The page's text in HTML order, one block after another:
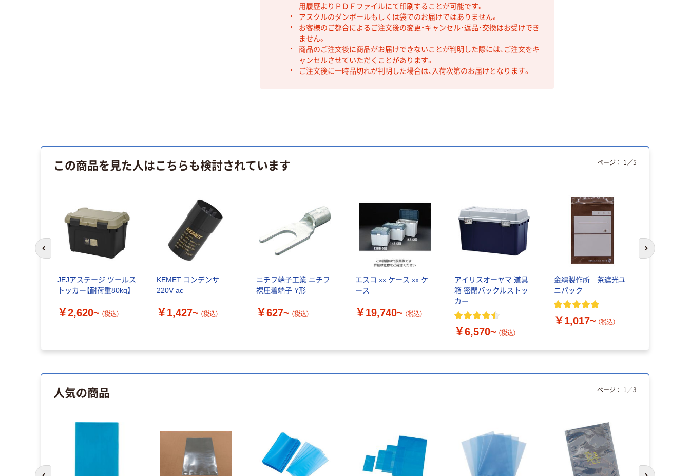
用履歴よりＰＤＦファイルにて印刷することが可能です。
アスクルのダンボールもしくは袋でのお届けではありません。
お客様のご都合によるご注文後の変更・キャンセル・返品・交換はお受けでき
ません。
商品のご注文後に商品がお届けできないことが判明した際には、ご注文をキ
ャンセルさせていただくことがあります。
ご注文後に一時品切れが判明した場合は、入荷次第のお届けとなります。
この商品を見た人はこちらも検討されています
JEJアステージ ツールス
トッカー【耐荷重80kg】
￥2,620~ （税込）
KEMET コンデンサ
220V ac
￥1,427~ （税込）
ニチフ端子工業 ニチフ
裸圧着端子 Y形
￥627~ （税込）
エスコ xx ケース xx ケ
ース
￥19,740~ （税込）
アイリスオーヤマ 道具
箱 密閉バックルストッ
カー
￥6,570~ （税込）
金鵄製作所 茶遮光ユ
ニパック
￥1,017~ （税込）
ページ： 1 ／5
前のスライドへ 次のスライド
人気の商品 ページ： 1 ／3